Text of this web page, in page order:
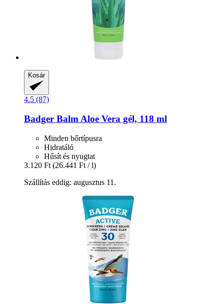
Kosár
4.5 (87)
Badger Balm Aloe Vera gél, 118 ml
Minden bőrtípusra
Hidratáló
Hűsít és nyugtat
3.120 Ft (26.441 Ft / l)
Szállítás eddig: augusztus 11.